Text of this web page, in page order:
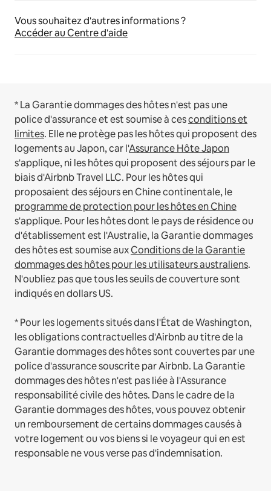
Vous souhaitez d'autres informations ?
Accéder au Centre d'aide
* La Garantie dommages des hôtes n'est pas une
police d'assurance et est soumise à cesconditions et
limites. Elle ne protège pas les hôtes qui proposent des
logements au Japon, car l'Assurance Hôte Japon
s'applique, ni les hôtes qui proposent des séjours par le
biais d'Airbnb Travel LLC. Pour les hôtes qui
proposaient des séjours en Chine continentale, le
programme de protection pour les hôtes en Chine
s'applique. Pour les hôtes dont le pays de résidence ou
d'établissement est l'Australie, la Garantie dommages
des hôtes est soumise auxConditions de la Garantie
dommages des hôtes pour les utilisateurs australiens.
N'oubliez pas que tous les seuils de couverture sont
indiqués en dollars US.
* Pour les logements situés dans l'État de Washington,
les obligations contractuelles d'Airbnb au titre de la
Garantie dommages des hôtes sont couvertes par une
police d'assurance souscrite par Airbnb. La Garantie
dommages des hôtes n'est pas liée à l'Assurance
responsabilité civile des hôtes. Dans le cadre de la
Garantie dommages des hôtes, vous pouvez obtenir
un remboursement de certains dommages causés à
votre logement ou vos biens si le voyageur qui en est
responsable ne vous verse pas d'indemnisation.